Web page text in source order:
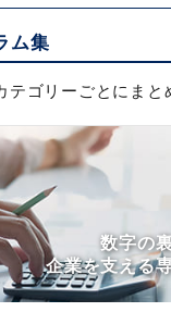
ム集
ゴリーごとにまと
数字の
企業を支える